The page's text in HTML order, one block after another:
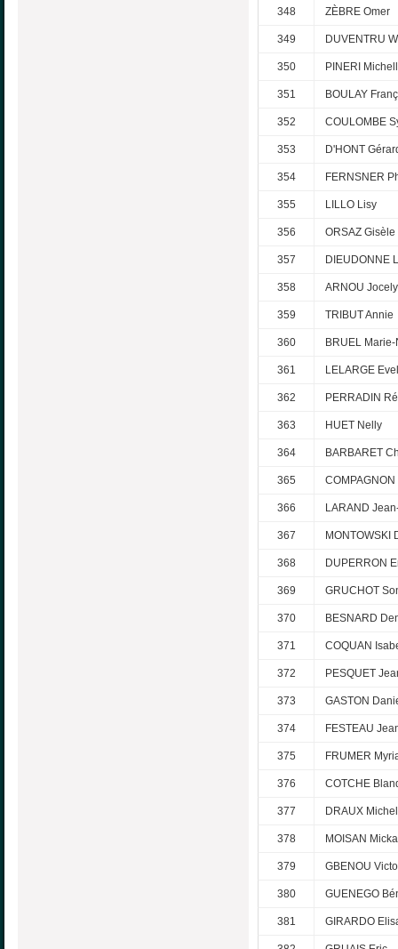
348 ZÈBRE Omer
349 DUVENTRU
350 PINERI
351 BOULAY
352 COULOMBE
353 D'HONT
354 FERNSNER
355 LILLO Lisy
356 ORSAZ Gisèle
357 DIEUDONNE
358 ARNOU
359 TRIBUT Annie
360 BRUEL
361 LELARGE
362 PERRADIN
363 HUET Nelly
364 BARBARET
365
366 LARAND
367 MONTOWSKI
368 DUPERRON
369 GRUCHOT
370 BESNARD
371 COQUAN
372 PESQUET
373 GASTON
374 FESTEAU
375 FRUMER
376 COTCHE
377 DRAUX Michel
378 MOISAN
379 GBENOU
380 GUENEGO
381 GIRARDO